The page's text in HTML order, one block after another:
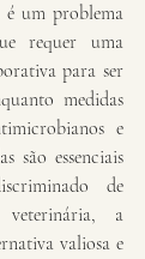
é um problema
requer uma
para ser
medidas
e
são essenciais
de
a
valiosa e